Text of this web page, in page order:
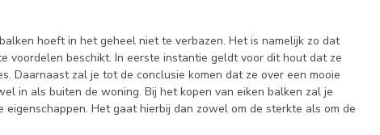
hoeft in het geheel niet te verbazen. Het is namelijk zo dat
beschikt. In eerste instantie geldt voor dit hout dat ze
Daarnaast zal je tot de conclusie komen dat ze over een mooie
in als buiten de woning. Bij het kopen van eiken balken zal je
Het gaat hierbij dan zowel om de sterkte als om de